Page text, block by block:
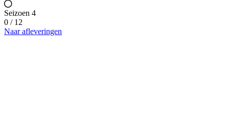
Seizoen 4
0 / 12
Naar afleveringen